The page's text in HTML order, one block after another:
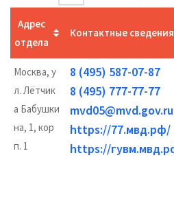
Адрес
отдела
Контактные сведения
Москва, у
л. Лётчик
а Бабушки
на, 1, кор
п. 1
8 (495) 587-07-87
8 (495) 777-77-77
mvd05@mvd.gov.ru
https://77.мвд.рф/
https://